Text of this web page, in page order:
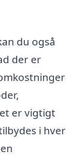
du også
der er
er vigtigt
i hver